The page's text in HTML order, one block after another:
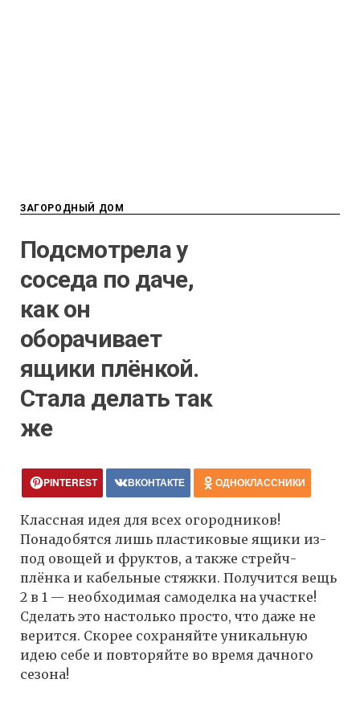
ЗАГОРОДНЫЙ ДОМ
Подсмотрела у
соседа по даче,
как он
оборачивает
ящики плёнкой.
Стала делать так
же
PINTEREST ВКОНТАКТЕ ОДНОКЛАССНИКИ
Классная идея для всех огородников!
Понадобятся лишь пластиковые ящики из-
под овощей и фруктов, а также стрейч-
плёнка и кабельные стяжки. Получится вещь
2 в 1 — необходимая самоделка на участке!
Сделать это настолько просто, что даже не
верится. Скорее сохраняйте уникальную
идею себе и повторяйте во время дачного
сезона!